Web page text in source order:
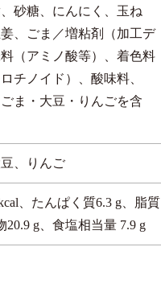
砂糖、にんにく、玉ね
、ごま／増粘剤（加工デ
（アミノ酸等）、着色料
チノイド）、酸味料、
ごま・大豆・りんごを含
、りんご
、たんぱく質6.3 g、脂質
20.9 g、食塩相当量 7.9 g